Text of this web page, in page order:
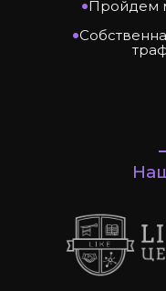
Пройдем
•
•